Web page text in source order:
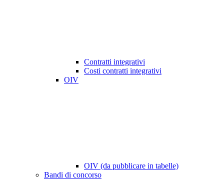
Contratti integrativi
Costi contratti integrativi
OIV
OIV (da pubblicare in tabelle)
Bandi di concorso